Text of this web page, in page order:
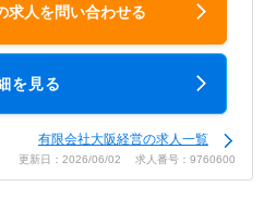
求人を問い合わせる
を見る
有限会社大阪経営の求人一覧
更新日：2026/06/02 求人番号：9760600